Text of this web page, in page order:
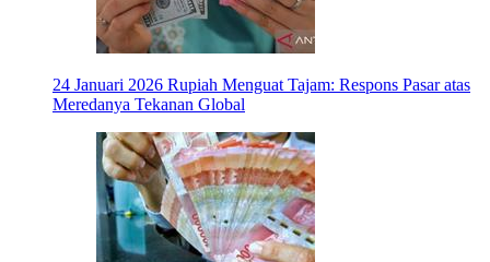
24 Januari 2026 Rupiah Menguat Tajam: Respons Pasar atas
Meredanya Tekanan Global